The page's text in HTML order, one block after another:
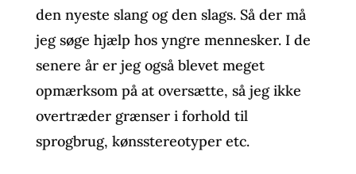
den nyeste slang og den slags. Så der må
jeg søge hjælp hos yngre mennesker. I de
senere år er jeg også blevet meget
opmærksom på at oversætte, så jeg ikke
overtræder grænser i forhold til
sprogbrug, kønsstereotyper etc.